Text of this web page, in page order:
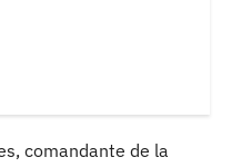
comandante de la